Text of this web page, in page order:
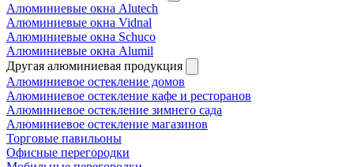
Алюминиевые окна Alutech
Алюминиевые окна Vidnal
Алюминиевые окна Schuco
Алюминиевые окна Alumil
Другая алюминиевая продукция
Алюминиевое остекление домов
Алюминиевое остекление кафе и ресторанов
Алюминиевое остекление зимнего сада
Алюминиевое остекление магазинов
Торговые павильоны
Офисные перегородки